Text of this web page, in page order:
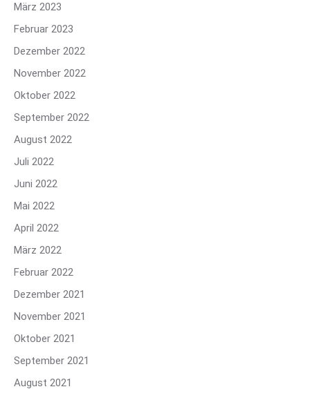
März 2023
Februar 2023
Dezember 2022
November 2022
Oktober 2022
September 2022
August 2022
Juli 2022
Juni 2022
Mai 2022
April 2022
März 2022
Februar 2022
Dezember 2021
November 2021
Oktober 2021
September 2021
August 2021